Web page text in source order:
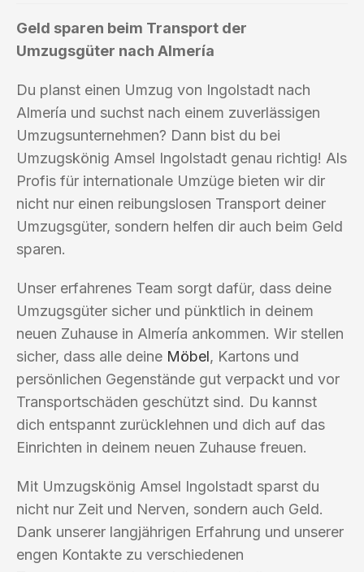
Geld sparen beim Transport der
Umzugsgüter nach Almería
Du planst einen Umzug von Ingolstadt nach
Almería und suchst nach einem zuverlässigen
Umzugsunternehmen? Dann bist du bei
Umzugskönig Amsel Ingolstadt genau richtig! Als
Profis für internationale Umzüge bieten wir dir
nicht nur einen reibungslosen Transport deiner
Umzugsgüter, sondern helfen dir auch beim Geld
sparen.
Unser erfahrenes Team sorgt dafür, dass deine
Umzugsgüter sicher und pünktlich in deinem
neuen Zuhause in Almería ankommen. Wir stellen
sicher, dass alle deine Möbel, Kartons und
persönlichen Gegenstände gut verpackt und vor
Transportschäden geschützt sind. Du kannst
dich entspannt zurücklehnen und dich auf das
Einrichten in deinem neuen Zuhause freuen.
Mit Umzugskönig Amsel Ingolstadt sparst du
nicht nur Zeit und Nerven, sondern auch Geld.
Dank unserer langjährigen Erfahrung und unserer
engen Kontakte zu verschiedenen